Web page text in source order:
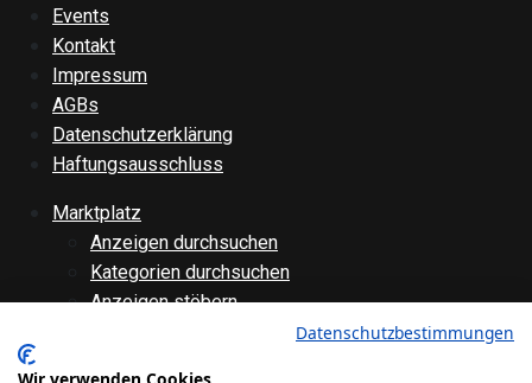
Events
Kontakt
Impressum
AGBs
Datenschutzerklärung
Haftungsausschluss
Marktplatz
Anzeigen durchsuchen
Kategorien durchsuchen
Anzeigen stöbern
Datenschutzbestimmungen